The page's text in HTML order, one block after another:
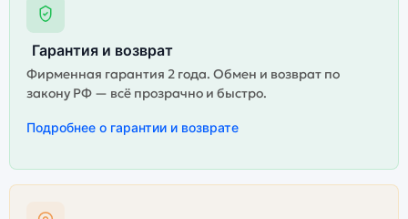
Гарантия и возврат
Фирменная гарантия 2 года. Обмен и возврат по
закону РФ — всё прозрачно и быстро.
Подробнее о гарантии и возврате